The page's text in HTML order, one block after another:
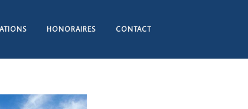
HONORAIRES CONTACT